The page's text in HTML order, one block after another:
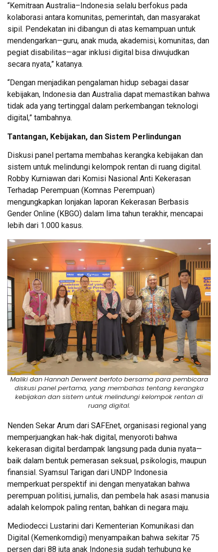
“Kemitraan Australia–Indonesia selalu berfokus pada
kolaborasi antara komunitas, pemerintah, dan masyarakat
sipil. Pendekatan ini dibangun di atas kemampuan untuk
mendengarkan—guru, anak muda, akademisi, komunitas, dan
pegiat disabilitas—agar inklusi digital bisa diwujudkan
secara nyata,” katanya.
“Dengan menjadikan pengalaman hidup sebagai dasar
kebijakan, Indonesia dan Australia dapat memastikan bahwa
tidak ada yang tertinggal dalam perkembangan teknologi
digital,” tambahnya.
Tantangan, Kebijakan, dan Sistem Perlindungan
Diskusi panel pertama membahas kerangka kebijakan dan
sistem untuk melindungi kelompok rentan di ruang digital.
Robby Kurniawan dari Komisi Nasional Anti Kekerasan
Terhadap Perempuan (Komnas Perempuan)
mengungkapkan lonjakan laporan Kekerasan Berbasis
Gender Online (KBGO) dalam lima tahun terakhir, mencapai
lebih dari 1.000 kasus.
Maliki dan Hannah Derwent berfoto bersama para pembicara
diskusi panel pertama, yang membahas tentang kerangka
kebijakan dan sistem untuk melindungi kelompok rentan di
ruang digital.
Nenden Sekar Arum dari SAFEnet, organisasi regional yang
memperjuangkan hak-hak digital, menyoroti bahwa
kekerasan digital berdampak langsung pada dunia nyata—
baik dalam bentuk pemerasan seksual, psikologis, maupun
finansial. Syamsul Tarigan dari UNDP Indonesia
memperkuat perspektif ini dengan menyatakan bahwa
perempuan politisi, jurnalis, dan pembela hak asasi manusia
adalah kelompok paling rentan, bahkan di negara maju.
Mediodecci Lustarini dari Kementerian Komunikasi dan
Digital (Kemenkomdigi) menyampaikan bahwa sekitar 75
persen dari 88 juta anak Indonesia sudah terhubung ke